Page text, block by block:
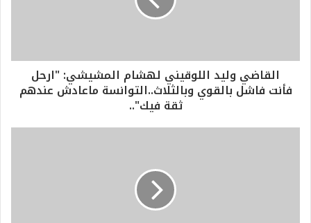
القاضي وليد اللوقيني لهشام المشيشي: "ارحل
فأنت فاشل بالقوي وبالثلاث..التوانسة ماعادش عندهم
ثقة فيك"..